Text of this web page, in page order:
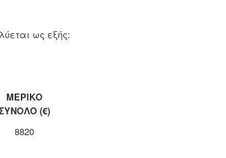
ως εξής:
ΜΕΡΙΚΟ
(€)
8820